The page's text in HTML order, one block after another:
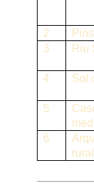
2
3
Riu
4 Sol
5
6
rural